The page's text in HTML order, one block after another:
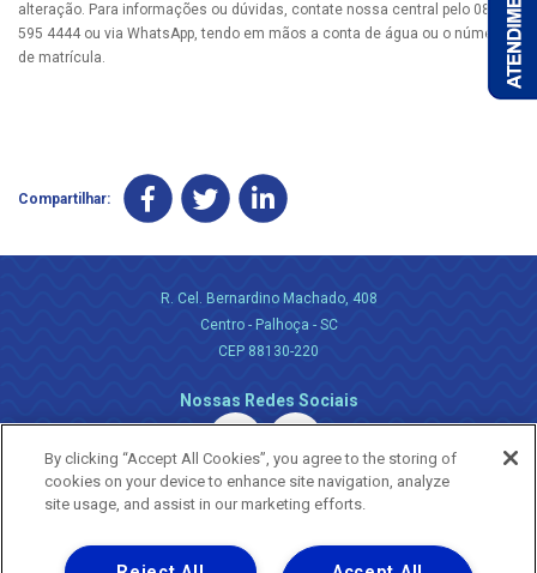
alteração. Para informações ou dúvidas, contate nossa central pelo 0800
595 4444 ou via WhatsApp, tendo em mãos a conta de água ou o número
de matrícula.
Compartilhar:
R. Cel. Bernardino Machado, 408
Centro - Palhoça - SC
CEP 88130-220
Nossas Redes Sociais
By clicking “Accept All Cookies”, you agree to the storing of
cookies on your device to enhance site navigation, analyze
site usage, and assist in our marketing efforts.